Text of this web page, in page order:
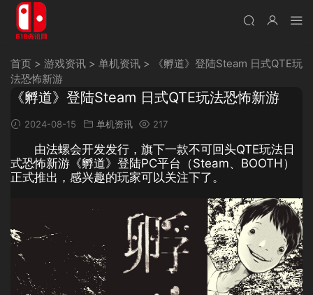
首页 > 游戏资讯 > 单机资讯 >
《孵道》登陆Steam 日式QTE玩
法恐怖新游
《孵道》登陆Steam 日式QTE玩法恐怖新游
2024-08-15 单机资讯 217
由法螺会开发发行，旗下一款不可回头QTE玩法日
式恐怖新游《孵道》登陆PC平台（Steam、BOOTH）
正式推出，感兴趣的玩家可以关注下了。